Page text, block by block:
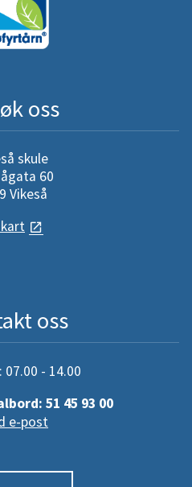
oss
skule
60
Vikeså
oss
07.00 - 14.00
51 45 93 00
e-post